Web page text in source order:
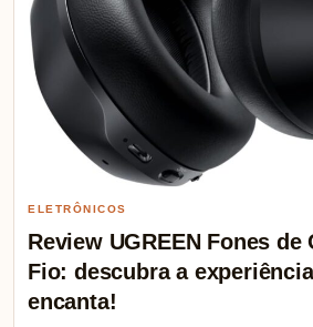
ELETRÔNICOS
Review UGREEN Fones de
Fio: descubra a
encanta!